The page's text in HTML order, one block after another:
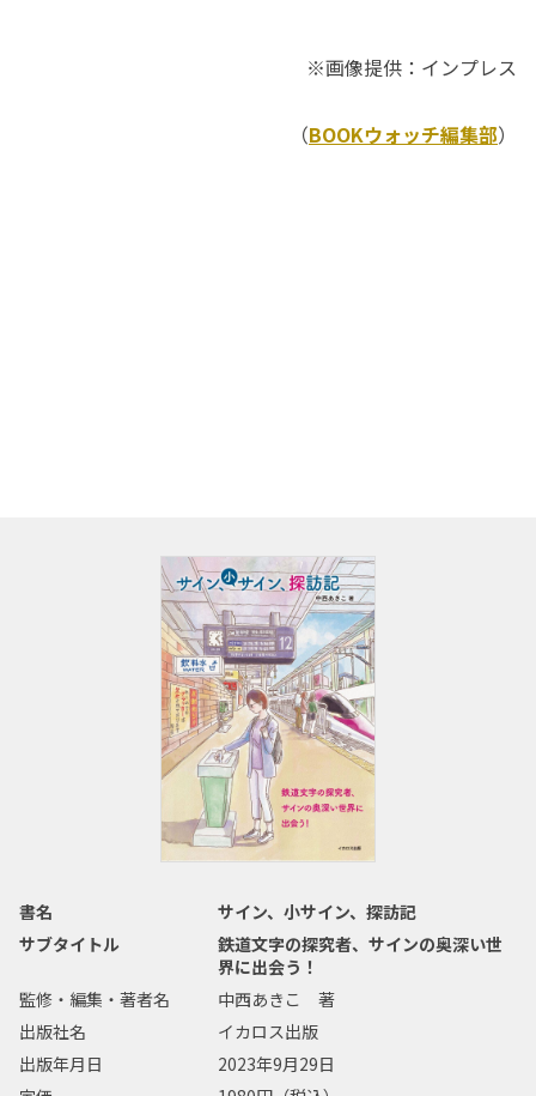
※画像提供：インプレス
（BOOKウォッチ編集部）
書名
サイン、小サイン、探訪記
サブタイトル
鉄道文字の探究者、サインの奥深い世
界に出会う！
監修・編集・著者名
中西あきこ 著
出版社名
イカロス出版
出版年月日
2023年9月29日